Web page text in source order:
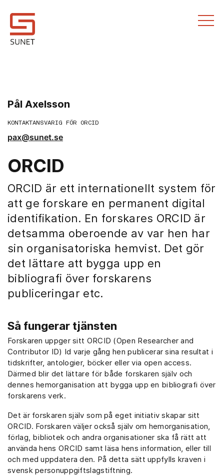
Pål Axelsson
KONTAKTANSVARIG FÖR ORCID
pax@sunet.se
ORCID
ORCID är ett internationellt system för
att ge forskare en permanent digital
identifikation. En forskares ORCID är
detsamma oberoende av var hen har
sin organisatoriska hemvist. Det gör
det lättare att bygga upp en
bibliografi över forskarens
publiceringar etc.
Så fungerar tjänsten
Forskaren uppger sitt ORCID (Open Researcher and
Contributor ID) Id varje gång hen publicerar sina resultat i
tidskrifter, antologier, böcker eller via open access.
Därmed blir det lättare för både forskaren själv och
dennes hemorganisation att bygga upp en bibliografi över
forskarens verk.
Det är forskaren själv som på eget initiativ skapar sitt
ORCID. Forskaren väljer också själv om hemorganisation,
förlag, bibliotek och andra organisationer ska få rätt att
använda hens ORCID samt läsa hens information, eller till
och med uppdatera den. På detta sätt uppfylls kraven i
svensk personuppgiftslagstiftning.